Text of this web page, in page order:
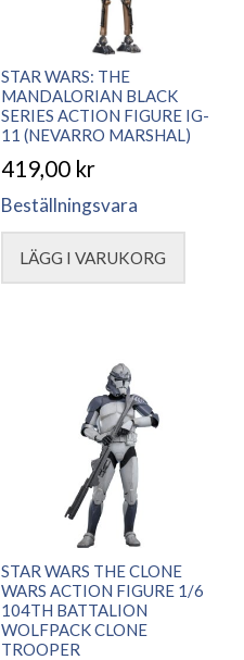
STAR WARS: THE
MANDALORIAN BLACK
SERIES ACTION FIGURE IG-
11 (NEVARRO MARSHAL)
419,00 kr
Beställningsvara
LÄGG I VARUKORG
STAR WARS THE CLONE
WARS ACTION FIGURE 1/6
104TH BATTALION
WOLFPACK CLONE
TROOPER